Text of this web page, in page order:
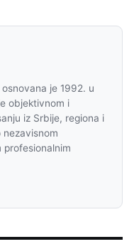
je 1992. u
objektivnom i
iz Srbije, regiona i
nezavisnom
profesionalnim